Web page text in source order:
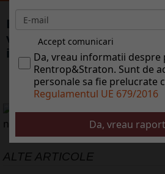
Boagiu: Romnia va fi un
va ctiga pariul pentru
infrastructurii
ALTE ARTICOLE
Accept comunicari
Da, vreau informatii despre
Rentrop&Straton. Sunt de acord ca datele
personale sa fie prelucrate
Regulamentul UE 679/2016